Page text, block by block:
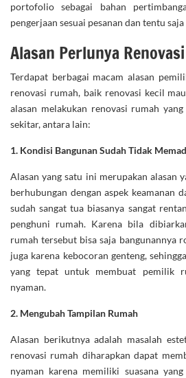
portofolio sebagai bahan
pengerjaan sesuai pesanan dan tentu
Alasan Perlunya
Terdapat berbagai macam alasan
renovasi rumah, baik renovasi kecil
alasan melakukan renovasi rumah
sekitar, antara lain:
1. Kondisi Bangunan Sudah Tidak
Alasan yang satu ini merupakan alasan
berhubungan dengan aspek keamanan
sudah sangat tua biasanya sangat
penghuni rumah. Karena bila
rumah tersebut bisa saja bangunannya
juga karena kebocoran genteng,
yang tepat untuk membuat pemilik
nyaman.
2. Mengubah Tampilan Rumah
Alasan berikutnya adalah masalah
renovasi rumah diharapkan dapat
nyaman karena memiliki suasana yang